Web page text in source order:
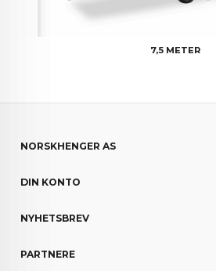
7,5 METER
NORSKHENGER AS
DIN KONTO
NYHETSBREV
PARTNERE